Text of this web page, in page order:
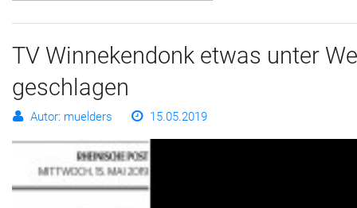
TV Win­ne­ken­donk et­was un­ter
ge­schla­gen
Autor: muelders 15.05.2019